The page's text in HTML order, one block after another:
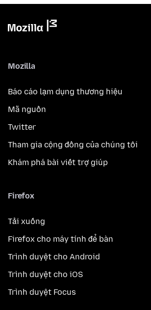
Mozilla
Báo cáo lạm dụng thương hiệu
Mã nguồn
Twitter
Tham gia cộng đồng của chúng tôi
Khám phá bài viết trợ giúp
Firefox
Tải xuống
Firefox cho máy tính để bàn
Trình duyệt cho Android
Trình duyệt cho iOS
Trình duyệt Focus